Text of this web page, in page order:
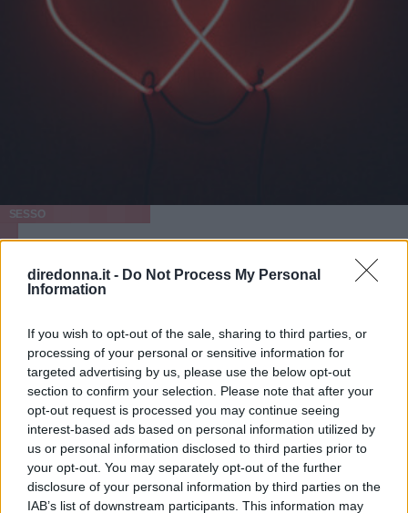
diredonna.it - Do Not Process My Personal
Information
If you wish to opt-out of the sale, sharing to third parties, or
processing of your personal or sensitive information for
targeted advertising by us, please use the below opt-out
section to confirm your selection. Please note that after your
opt-out request is processed you may continue seeing
interest-based ads based on personal information utilized by
us or personal information disclosed to third parties prior to
your opt-out. You may separately opt-out of the further
disclosure of your personal information by third parties on the
IAB’s list of downstream participants. This information may
SESSO
7 segnali per capire che lui
vuole fare sesso con te
sua attrazione nei tuoi confronti.
ELEONORA D'UFFIZI